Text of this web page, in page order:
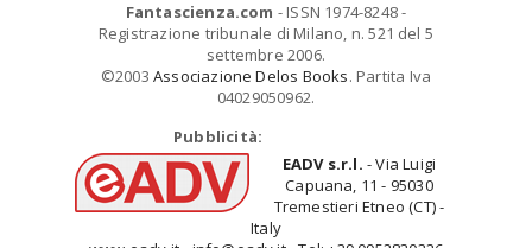
Fantascienza.com - ISSN 1974-8248 -
Registrazione tribunale di Milano, n. 521 del 5
settembre 2006.
©2003 Associazione Delos Books. Partita Iva
04029050962.
Pubblicità:
EADV s.r.l. - Via Luigi
Capuana, 11 - 95030
Tremestieri Etneo (CT) -
Italy